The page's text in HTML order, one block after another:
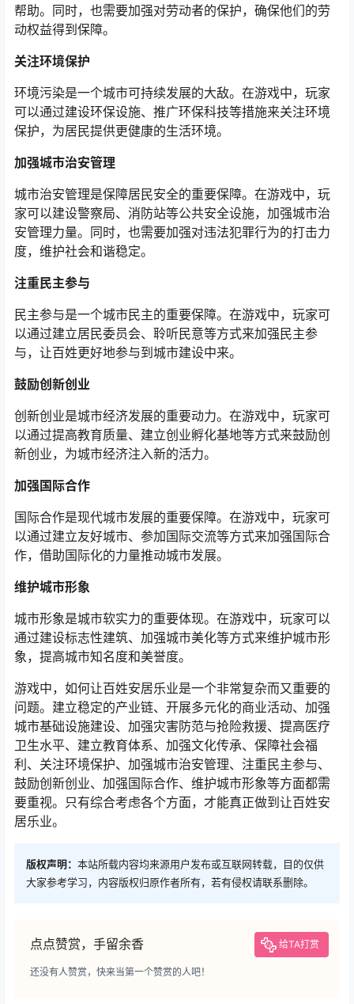
帮助。同时，也需要加强对劳动者的保护，确保他们的劳
动权益得到保障。
关注环境保护
环境污染是一个城市可持续发展的大敌。在游戏中，玩家
可以通过建设环保设施、推广环保科技等措施来关注环境
保护，为居民提供更健康的生活环境。
加强城市治安管理
城市治安管理是保障居民安全的重要保障。在游戏中，玩
家可以建设警察局、消防站等公共安全设施，加强城市治
安管理力量。同时，也需要加强对违法犯罪行为的打击力
度，维护社会和谐稳定。
注重民主参与
民主参与是一个城市民主的重要保障。在游戏中，玩家可
以通过建立居民委员会、聆听民意等方式来加强民主参
与，让百姓更好地参与到城市建设中来。
鼓励创新创业
创新创业是城市经济发展的重要动力。在游戏中，玩家可
以通过提高教育质量、建立创业孵化基地等方式来鼓励创
新创业，为城市经济注入新的活力。
加强国际合作
国际合作是现代城市发展的重要保障。在游戏中，玩家可
以通过建立友好城市、参加国际交流等方式来加强国际合
作，借助国际化的力量推动城市发展。
维护城市形象
城市形象是城市软实力的重要体现。在游戏中，玩家可以
通过建设标志性建筑、加强城市美化等方式来维护城市形
象，提高城市知名度和美誉度。
游戏中，如何让百姓安居乐业是一个非常复杂而又重要的
问题。建立稳定的产业链、开展多元化的商业活动、加强
城市基础设施建设、加强灾害防范与抢险救援、提高医疗
卫生水平、建立教育体系、加强文化传承、保障社会福
利、关注环境保护、加强城市治安管理、注重民主参与、
鼓励创新创业、加强国际合作、维护城市形象等方面都需
要重视。只有综合考虑各个方面，才能真正做到让百姓安
居乐业。
版权声明： 本站所载内容均来源用户发布或互联网转载，目的仅供
大家参考学习，内容版权归原作者所有，若有侵权请联系删除。
点点赞赏，手留余香 给TA打赏
还没有人赞赏，快来当第一个赞赏的人吧！